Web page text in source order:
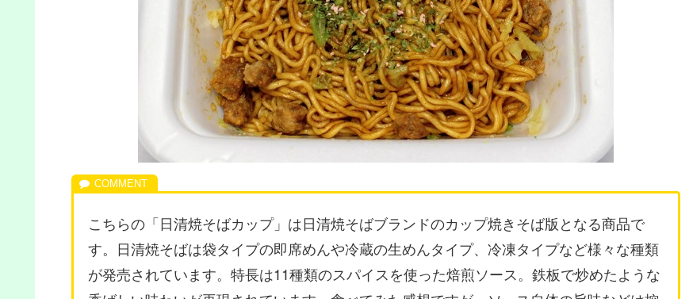
こちらの「日清焼そばカップ」は日清焼そばブランドのカップ焼きそば版となる商品で
す。日清焼そばは袋タイプの即席めんや冷蔵の生めんタイプ、冷凍タイプなど様々な種類
が発売されています。特長は11種類のスパイスを使った焙煎ソース。鉄板で炒めたような